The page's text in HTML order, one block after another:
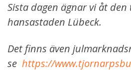
Sista dagen ägnar vi åt den
hansastaden Lübeck.
Det finns även
se https://